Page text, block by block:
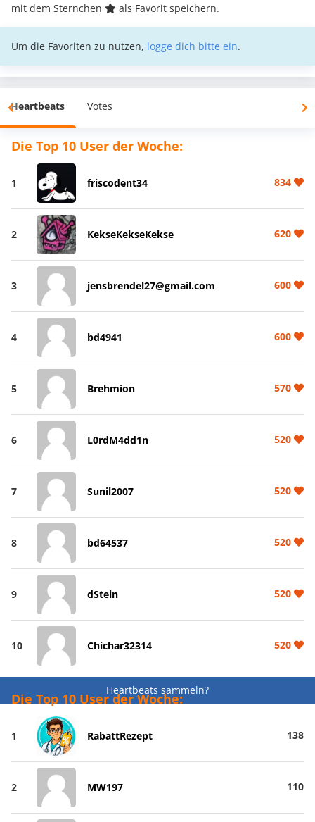
mit dem Sternchen
als Favorit speichern.
Um die Favoriten zu nutzen, logge dich bitte ein.
Heartbeats Votes
Die Top 10 User der Woche:
1 friscodent34 834
2 KekseKekseKekse 620
3 jensbrendel27@gmail.com 600
4 bd4941 600
5 Brehmion 570
6 L0rdM4dd1n 520
7 Sunil2007 520
8 bd64537 520
9 dStein 520
10 Chichar32314 520
Heartbeats sammeln?
Die Top 10 User der Woche:
1 RabattRezept 138
2 MW197 110